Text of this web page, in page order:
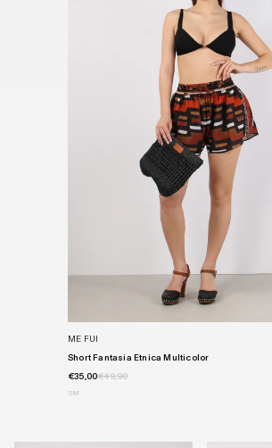
ME FUI
Short Fantasia Etnica Multicolor
€35,00€49,90
SM